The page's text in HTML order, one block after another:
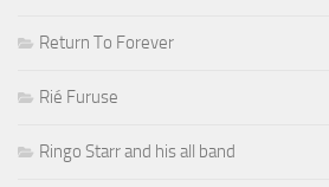
Return To Forever
Rié Furuse
Ringo Starr and his all band